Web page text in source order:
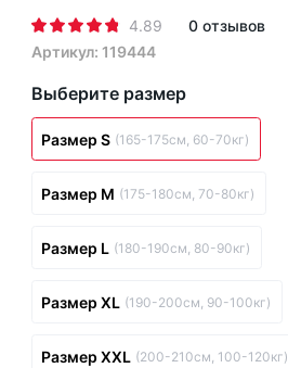
4.89
0 отзывов
Артикул: 119444
Выберите размер
Размер S (165-175см, 60-70кг)
Размер M (175-180см, 70-80кг)
Размер L (180-190см, 80-90кг)
Размер XL (190-200см, 90-100кг)
Размер XXL (200-210см, 100-120кг)